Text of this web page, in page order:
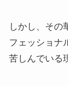
しかし、その
フェッショナ
苦しんでいる